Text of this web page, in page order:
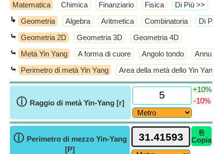
Matematica Chimica Finanziario Fisica ​Di Più >>
↳ Geometria Algebra Aritmetica Combinatoria ​Di Più
⤿ Geometria 2D Geometria 3D Geometria 4D
⤿ Metà Yin Yang A forma di cuore Angolo tondo Annulus
⤿ Perimetro di metà Yin Yang Area della metà dello Yin Yang
ⓘ Raggio di metà Yin-Yang [r]
+10%
-10%
ⓘ Perimetro di mezzo Yin-Yang
[P]
⎘
Copia